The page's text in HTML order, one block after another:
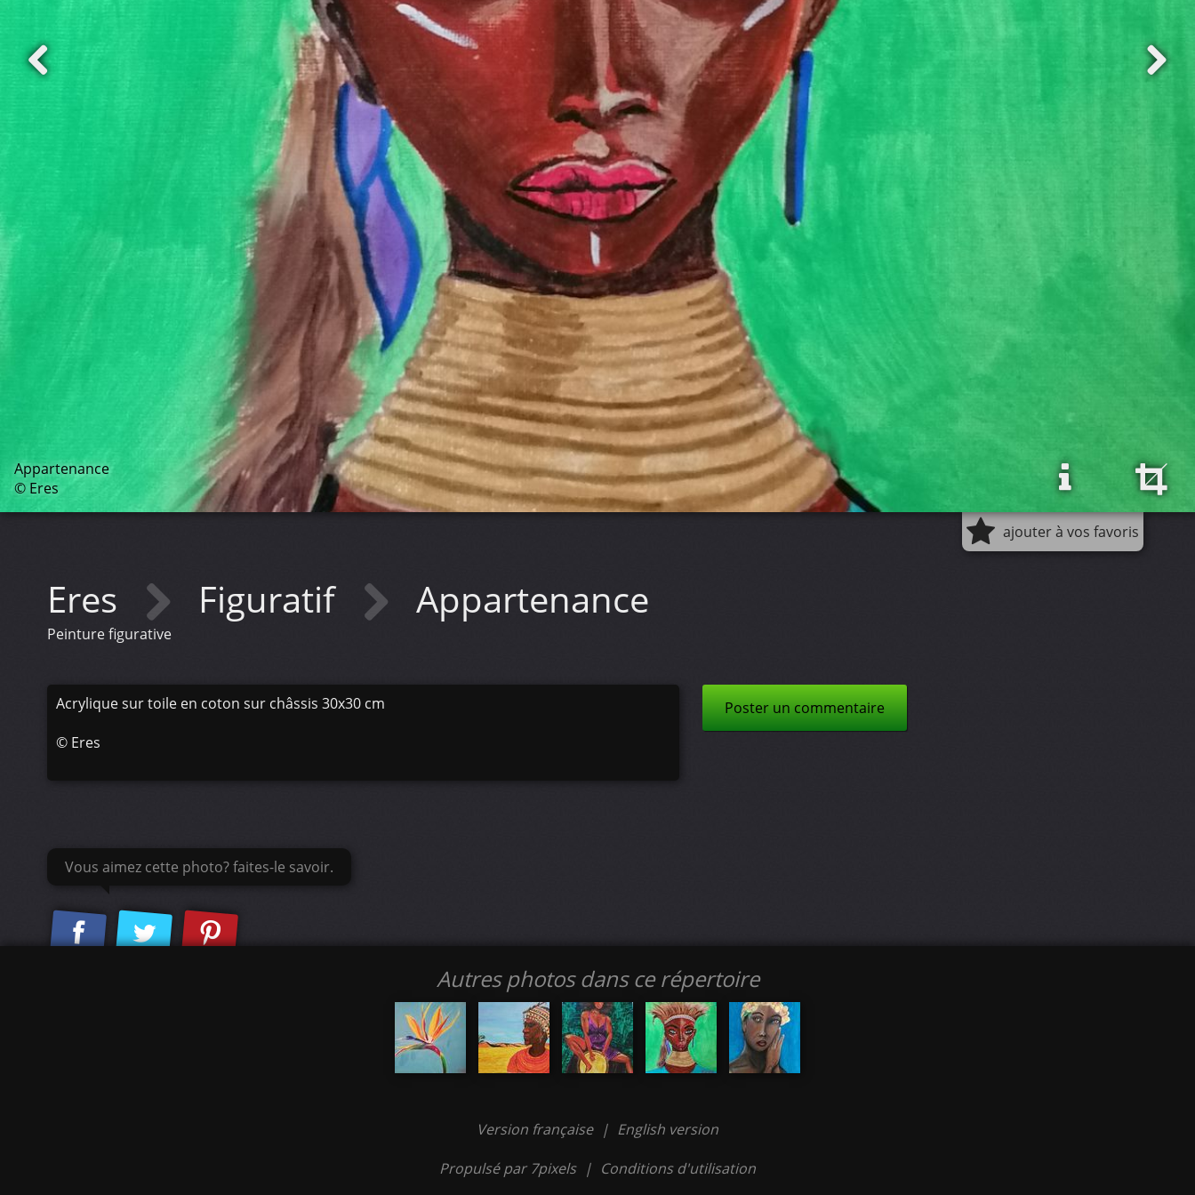
Appartenance
© Eres
ajouter à vos favoris
Eres Figuratif Appartenance
Peinture figurative
Acrylique sur toile en coton sur châssis 30x30 cm
© Eres
Poster un commentaire
Vous aimez cette photo? faites-le savoir.
Autres photos dans ce répertoire
Version française | English version
Propulsé par 7pixels | Conditions d'utilisation